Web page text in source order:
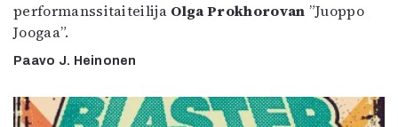
performanssitaiteilija Olga Prokhorovan ”Juoppo
Joogaa”.
Paavo J. Heinonen